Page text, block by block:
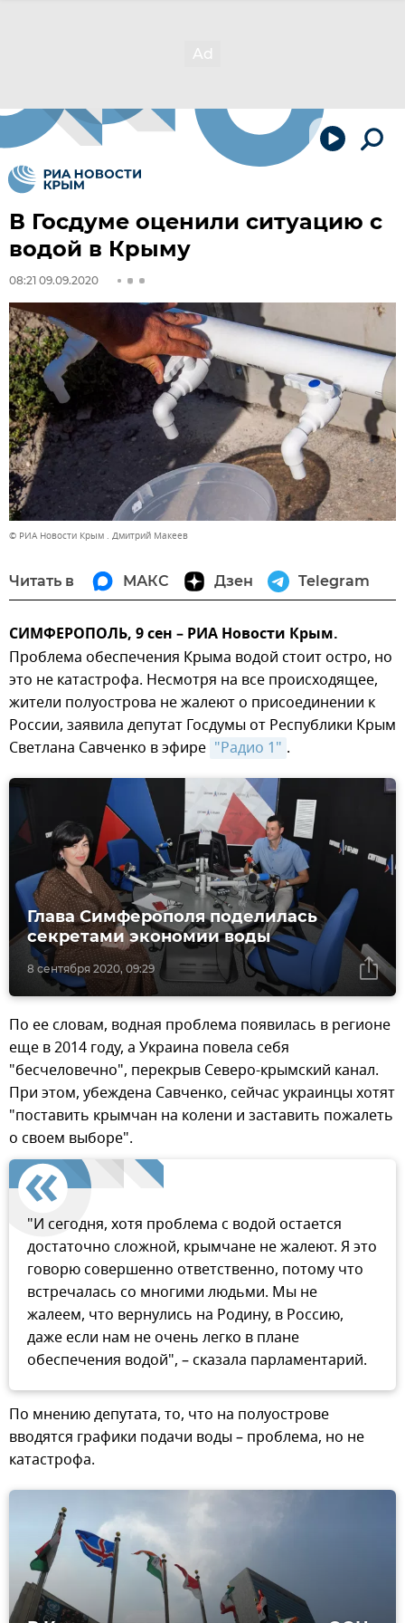
В Госдуме оценили ситуацию с
водой в Крыму
08:21 09.09.2020
© РИА Новости Крым . Дмитрий Макеев
Читать в МАКС Дзен Telegram
СИМФЕРОПОЛЬ, 9 сен – РИА Новости Крым.
Проблема обеспечения Крыма водой стоит остро, но
это не катастрофа. Несмотря на все происходящее,
жители полуострова не жалеют о присоединении к
России, заявила депутат Госдумы от Республики Крым
Светлана Савченко в эфире "Радио 1" .
8 сентября 2020, 09:29
Глава Симферополя поделилась
секретами экономии воды
По ее словам, водная проблема появилась в регионе
еще в 2014 году, а Украина повела себя
"бесчеловечно", перекрыв Северо-крымский канал.
При этом, убеждена Савченко, сейчас украинцы хотят
"поставить крымчан на колени и заставить пожалеть
о своем выборе".
"И сегодня, хотя проблема с водой остается
достаточно сложной, крымчане не жалеют. Я это
говорю совершенно ответственно, потому что
встречалась со многими людьми. Мы не
жалеем, что вернулись на Родину, в Россию,
даже если нам не очень легко в плане
обеспечения водой", – сказала парламентарий.
По мнению депутата, то, что на полуострове
вводятся графики подачи воды – проблема, но не
катастрофа.